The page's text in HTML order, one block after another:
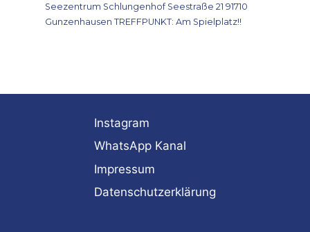
Seezentrum Schlungenhof Seestraße 21 91710
Gunzenhausen TREFFPUNKT: Am Spielplatz!!
Instagram
WhatsApp Kanal
Impressum
Datenschutzerklärung